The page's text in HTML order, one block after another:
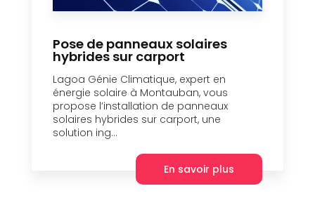
Pose de panneaux solaires
hybrides sur carport
Lagoa Génie Climatique, expert en
énergie solaire à Montauban, vous
propose l’installation de panneaux
solaires hybrides sur carport, une
solution ing...
En savoir plus